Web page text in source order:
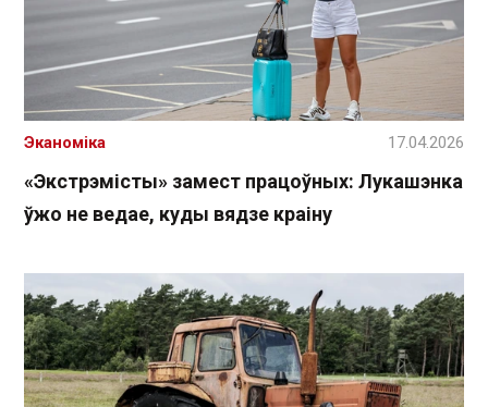
«Экстрэмісты» замест працоўных: Лукашэнка
ўжо не ведае, куды вядзе краіну
Эканоміка 17.04.2026